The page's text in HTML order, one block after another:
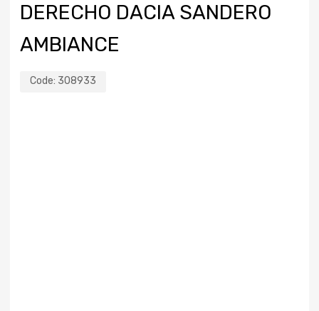
DERECHO DACIA SANDERO
AMBIANCE
Code: 308933